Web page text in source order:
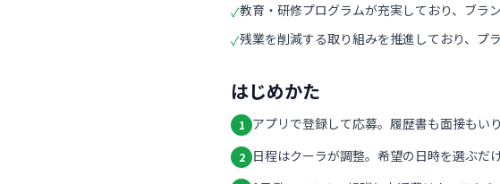
✓教育・研修プログラムが充実しており、ブラ
✓残業を削減する取り組みを推進しており、プ
はじめかた
1 アプリで登録して応募。履歴書も面接もい
2 日程はクーラが調整。希望の日時を選ぶだ